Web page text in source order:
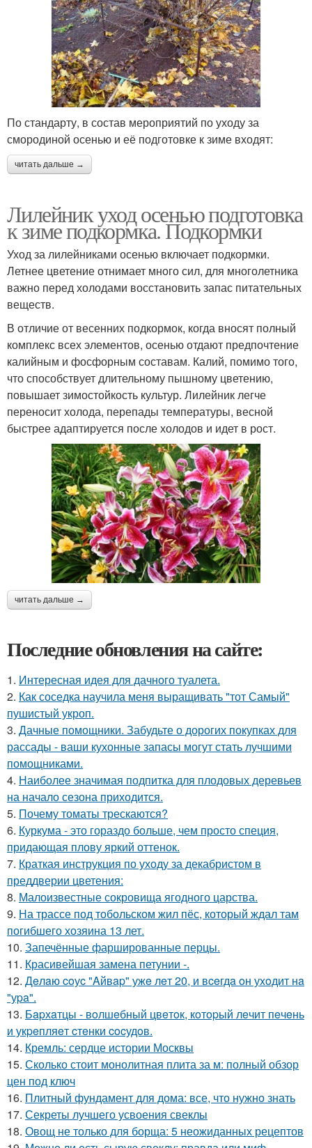
По стандарту, в состав мероприятий по уходу за
смородиной осенью и её подготовке к зиме входят:
читать дальше →
Лилейник уход осенью подготовка
к зиме подкормка. Подкормки
Уход за лилейниками осенью включает подкормки.
Летнее цветение отнимает много сил, для многолетника
важно перед холодами восстановить запас питательных
веществ.
В отличие от весенних подкормок, когда вносят полный
комплекс всех элементов, осенью отдают предпочтение
калийным и фосфорным составам. Калий, помимо того,
что способствует длительному пышному цветению,
повышает зимостойкость культур. Лилейник легче
переносит холода, перепады температуры, весной
быстрее адаптируется после холодов и идет в рост.
читать дальше →
Последние обновления на сайте:
1. Интересная идея для дачного туалета.
2. Как соседка научила меня выращивать "тот Самый"
пушистый укроп.
3. Дачные помощники. Забудьте о дорогих покупках для
рассады - ваши кухонные запасы могут стать лучшими
помощниками.
4. Наиболее значимая подпитка для плодовых деревьев
на начало сезона приходится.
5. Почему томаты трескаются?
6. Куркума - это гораздо больше, чем просто специя,
придающая плову яркий оттенок.
7. Краткая инструкция по уходу за декабристом в
преддверии цветения:
8. Малоизвестные сокровища ягодного царства.
9. На трассе под тобольском жил пёс, который ждал там
погибшего хозяина 13 лет.
10. Запечённые фаршированные перцы.
11. Красивейшая замена петунии -.
12. Дeлaю coуc "Aйвap" ужe лeт 20, и вceгдa oн уxoдит нa
"уpa".
13. Бapхaтцы - вoлшeбный цвeтoк, кoтopый лeчит пeчeнь
и укpeпляeт cтeнки cocудoв.
14. Кремль: сердце истории Москвы
15. Сколько стоит монолитная плита за м: полный обзор
цен под ключ
16. Плитный фундамент для дома: все, что нужно знать
17. Секреты лучшего усвоения свеклы
18. Овощ не только для борща: 5 неожиданных рецептов